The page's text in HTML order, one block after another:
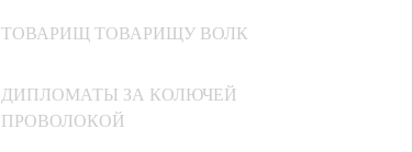
ТОВАРИЩ ТОВАРИЩУ ВОЛК
ДИПЛОМАТЫ ЗА КОЛЮЧЕЙ
ПРОВОЛОКОЙ